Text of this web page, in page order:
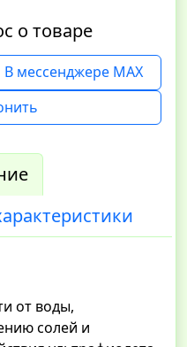
о товаре
В мессенджере MAX
от воды,
солей и